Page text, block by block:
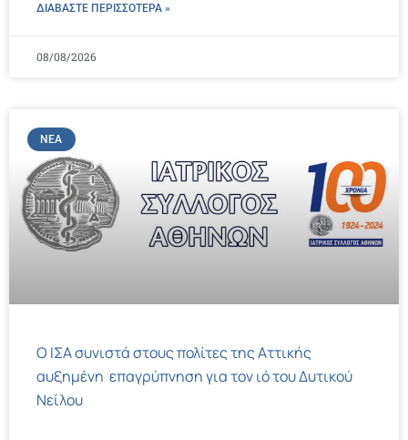
ΔΙΑΒΑΣΤΕ ΠΕΡΙΣΣΌΤΕΡΑ »
08/08/2026
ΝΈΑ
Ο ΙΣΑ συνιστά στους πολίτες της Αττικής
αυξημένη επαγρύπνηση για τον ιό του Δυτικού
Νείλου